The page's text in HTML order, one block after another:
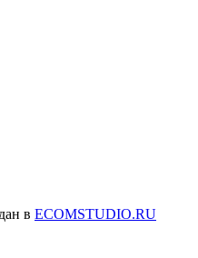
в ECOMSTUDIO.RU